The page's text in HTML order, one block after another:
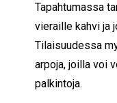
Tapahtumassa
vieraille kahvi ja
Tilaisuudessa
arpoja, joilla voi
palkintoja.